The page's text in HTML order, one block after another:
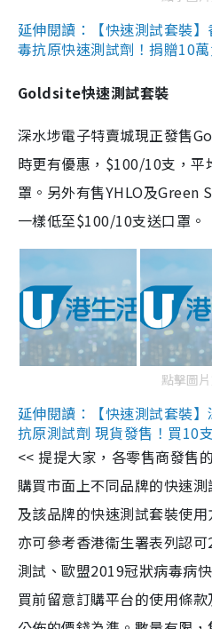
延伸閱讀：【快速測試套裝
毒抗原快速測試劑！捐贈10
Goldsite快速測試套裝
深水埗電子特賣城現正發售
時更有優惠，$100/10支，平
罩。另外有售YHLO及Green
一樣低至$100/10支送口罩。
點擊圖
延伸閱讀：【快速測試套裝
抗原測試劑 現貨發售！買10
<< 提提大家，各零售商發售
購買市面上不同品牌的快速
及該品牌的快速測試套裝使
亦可參考香港衞生署表列認
測試、歐盟2019冠狀病毒病
買前留意訂購平台的使用條